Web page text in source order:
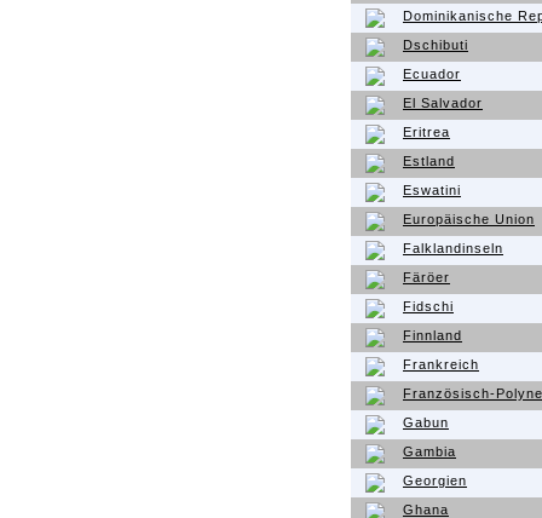
Dominikanische
Dschibuti
Ecuador
El Salvador
Eritrea
Estland
Eswatini
Europäische Union
Falklandinseln
Färöer
Fidschi
Finnland
Frankreich
Französisch-
Gabun
Gambia
Georgien
Ghana